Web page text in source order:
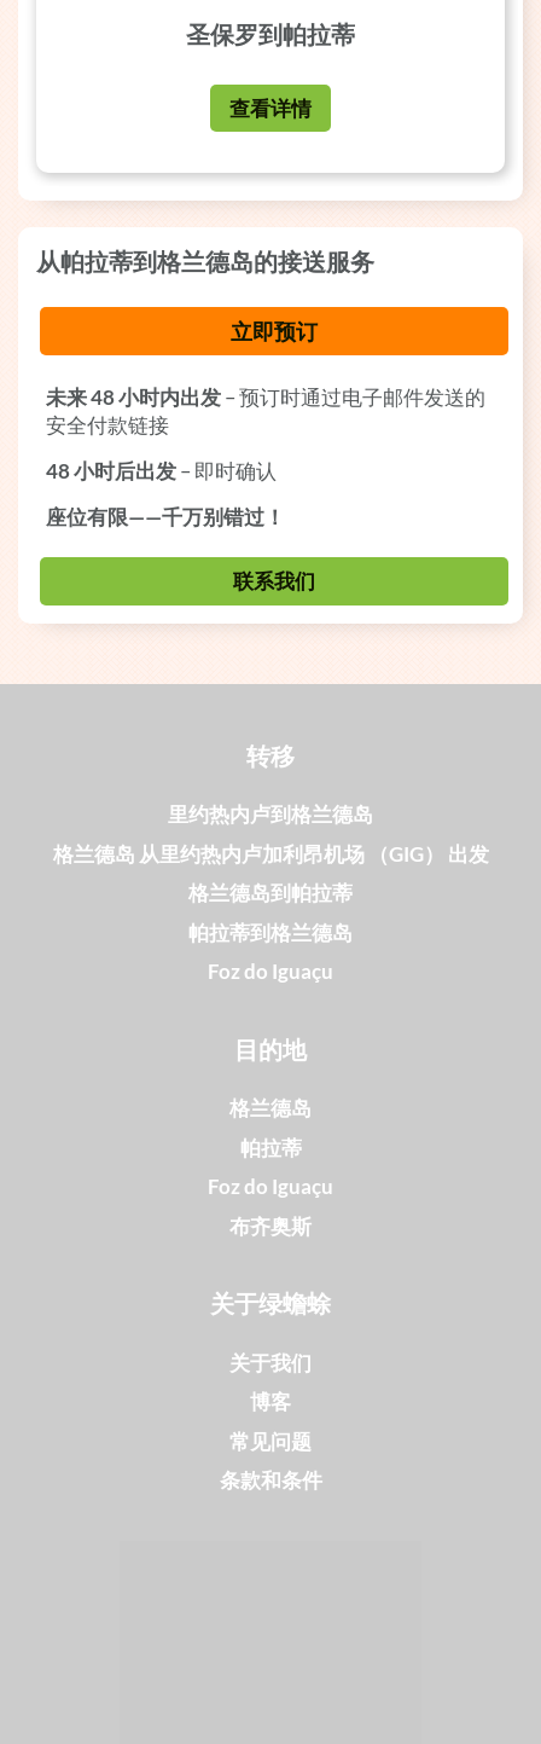
圣保罗到帕拉蒂
查看详情
从帕拉蒂到格兰德岛的接送服务
立即预订
未来 48 小时内出发– 预订时通过电子邮件发送的
安全付款链接
48 小时后出发– 即时确认
座位有限——千万别错过！
联系我们
转移
里约热内卢到格兰德岛
格兰德岛 从里约热内卢加利昂机场 （GIG） 出发
格兰德岛到帕拉蒂
帕拉蒂到格兰德岛
Foz do Iguaçu
目的地
格兰德岛
帕拉蒂
Foz do Iguaçu
布齐奥斯
关于绿蟾蜍
关于我们
博客
常见问题
条款和条件